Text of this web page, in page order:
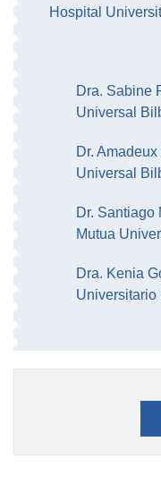
Hospital
Dra. Sabine
Universal
Dr.
Universal
Dr. Santiago
Mutua
Dra. Kenia
Universitario